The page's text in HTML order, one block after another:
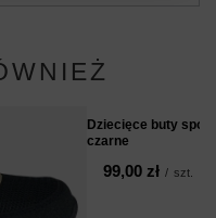
Dziecięce buty
czarne
99,00 zł / szt.